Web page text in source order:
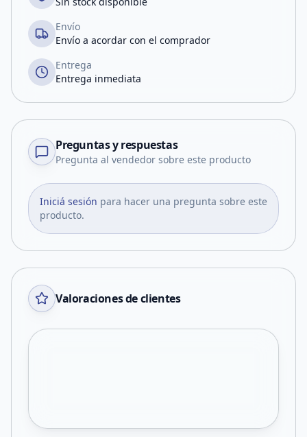
Envío
Envío a acordar con el comprador
Entrega
Entrega inmediata
Preguntas y respuestas
Pregunta al vendedor sobre este producto
Iniciá sesión para hacer una pregunta sobre este
producto.
Valoraciones de clientes